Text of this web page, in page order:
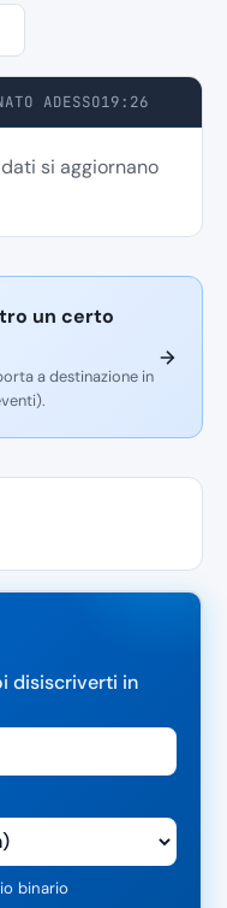
ADESSO19:26
si aggiornano
un certo
a destinazione in
disiscriverti in
binario